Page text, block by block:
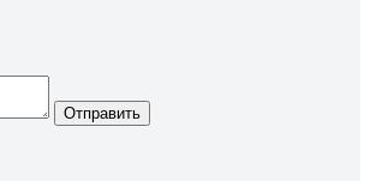
Отправить